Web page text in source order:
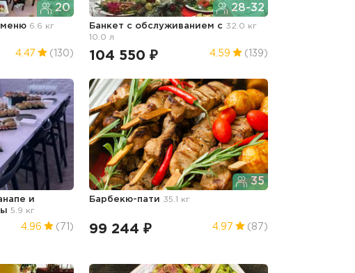
20
меню 6.6 кг
4.47 (130)
28-32
Банкет с обслуживанием с 32.0 кг
10.0 л
104 550 ₽ 4.59 (139)
и
5.9 кг
4.96 (71)
35
Барбекю-пати 35.1 кг
99 244 ₽ 4.97 (87)